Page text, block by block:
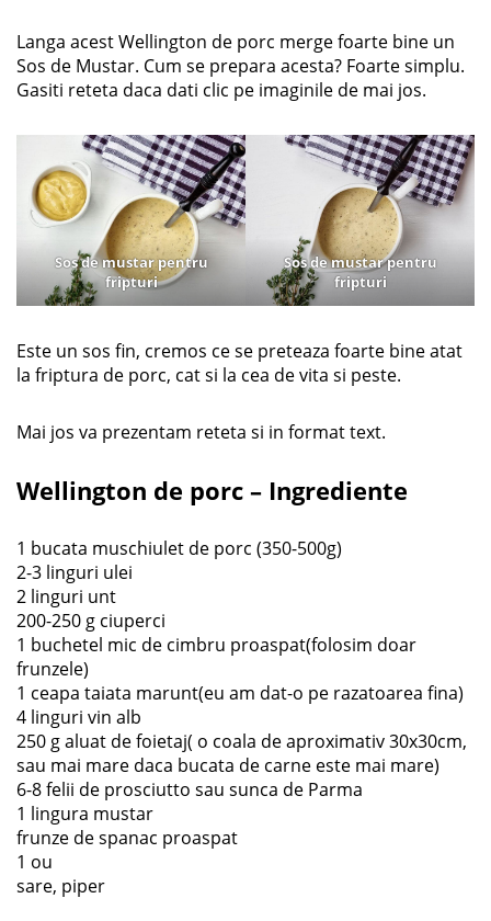
Langa acest Wellington de porc merge foarte bine un
Sos de Mustar. Cum se prepara acesta? Foarte simplu.
Gasiti reteta daca dati clic pe imaginile de mai jos.
Sos de mustar pentru
fripturi
Sos de mustar pentru
fripturi
Este un sos fin, cremos ce se preteaza foarte bine atat
la friptura de porc, cat si la cea de vita si peste.
Mai jos va prezentam reteta si in format text.
Wellington de porc – Ingrediente
1 bucata muschiulet de porc (350-500g)
2-3 linguri ulei
2 linguri unt
200-250 g ciuperci
1 buchetel mic de cimbru proaspat(folosim doar
frunzele)
1 ceapa taiata marunt(eu am dat-o pe razatoarea fina)
4 linguri vin alb
250 g aluat de foietaj( o coala de aproximativ 30x30cm,
sau mai mare daca bucata de carne este mai mare)
6-8 felii de prosciutto sau sunca de Parma
1 lingura mustar
frunze de spanac proaspat
1 ou
sare, piper